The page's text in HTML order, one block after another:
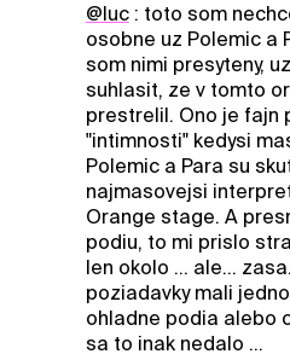
@luc: toto som
osobne uz Polemic a
som nimi presyteny,
suhlasit, ze v tomto
prestrelil. Ono je fajn
"intimnosti" kedysi
Polemic a Para su
najmasovejsi
Orange stage. A
podiu, to mi prislo
len okolo ... ale...
poziadavky mali
ohladne podia alebo
sa to inak nedalo ...